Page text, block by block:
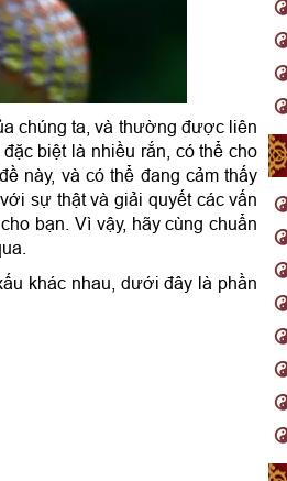
chúng ta, và thường được liên
biệt là nhiều rắn, có thể cho
này, và có thể đang cảm thấy
sự thật và giải quyết các vấn
bạn. Vì vậy, hãy cùng chuẩn
khác nhau, dưới đây là phần